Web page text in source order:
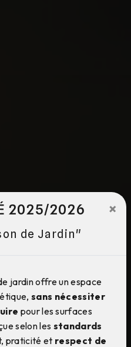
2025/2026
de Jardin"
×
jardin offre un espace
sans nécessiter
pour les surfaces
selon les standards
praticité et respect de